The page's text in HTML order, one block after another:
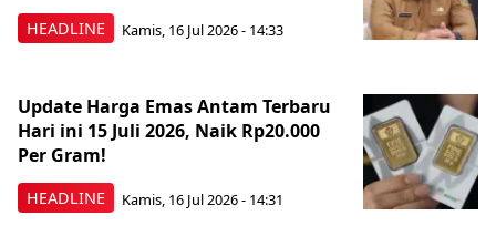
HEADLINE Kamis, 16 Jul 2026 - 14:33
HEADLINE
Update Harga Emas Antam Terbaru
Hari ini 15 Juli 2026, Naik Rp20.000
Per Gram!
Kamis, 16 Jul 2026 - 14:31